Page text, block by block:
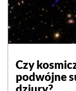
Czy
podwójne